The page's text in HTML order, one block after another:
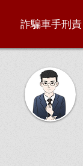
詐騙車手刑責